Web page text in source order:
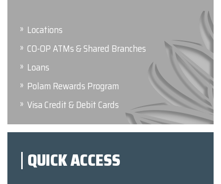
Locations
CO-OP ATMs & Shared Branches
Loans
Polam Rewards Program
Visa Credit & Debit Cards
QUICK ACCESS